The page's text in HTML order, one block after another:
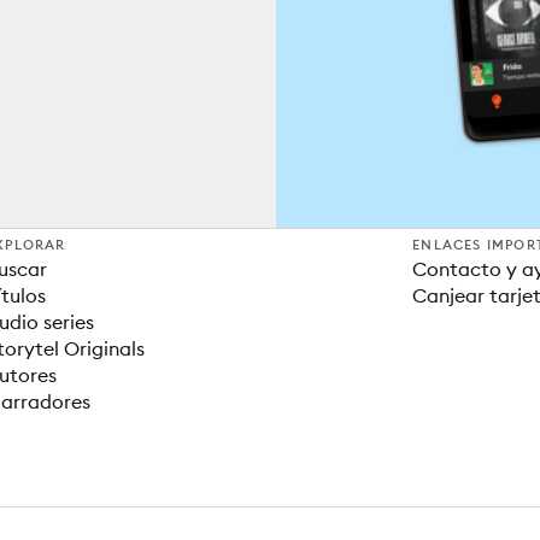
series
Originals
ENLACES
Contacto y
Canjear